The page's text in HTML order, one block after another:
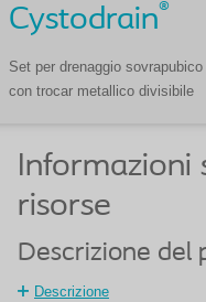
Cystodrain®
Set per drenaggio
con trocar metallico divisibile
Informazioni
risorse
Descrizione del
Descrizione